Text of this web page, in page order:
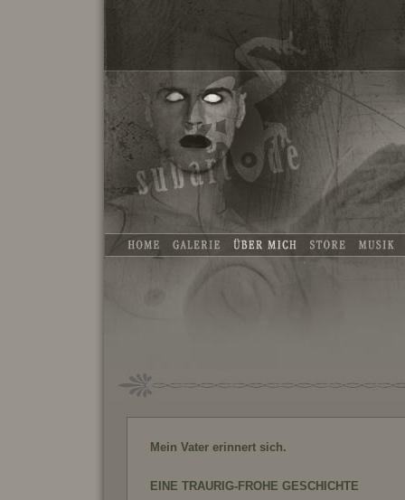
Mein Vater erinnert sich.
EINE TRAURIG-FROHE GESCHICHTE